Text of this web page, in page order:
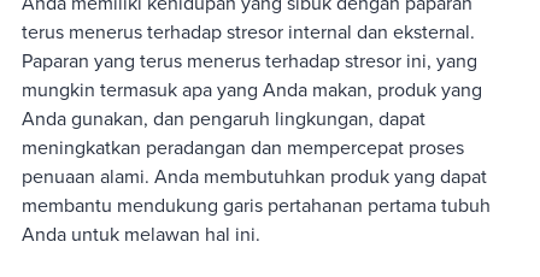
terus menerus terhadap stresor internal dan eksternal.
Paparan yang terus menerus terhadap stresor ini, yang
mungkin termasuk apa yang Anda makan, produk yang
Anda gunakan, dan pengaruh lingkungan, dapat
meningkatkan peradangan dan mempercepat proses
penuaan alami. Anda membutuhkan produk yang dapat
membantu mendukung garis pertahanan pertama tubuh
Anda untuk melawan hal ini.